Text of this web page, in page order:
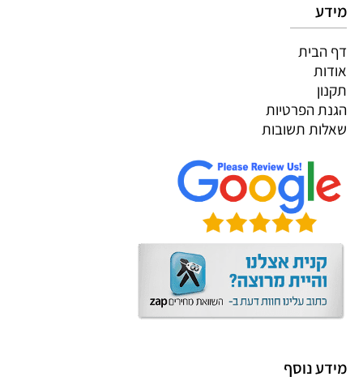
מידע
דף הבית
אודות
תקנון
הגנת הפרטיות
שאלות תשובות
מידע נוסף